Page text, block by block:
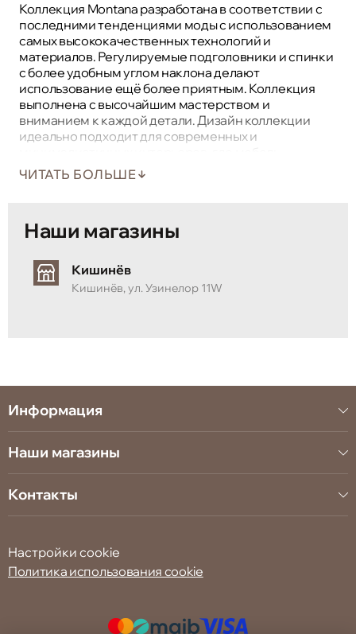
Коллекция Montana разработана в соответствии с
последними тенденциями моды с использованием
самых высококачественных технологий и
материалов. Регулируемые подголовники и спинки
с более удобным углом наклона делают
использование ещё более приятным. Коллекция
выполнена с высочайшим мастерством и
вниманием к каждой детали. Дизайн коллекции
идеально подходит для современных и
независимо от размера, всегда выглядит
оригинально и интригующе.
ЧИТАТЬ БОЛЬШЕ
Наши магазины
Кишинёв
Кишинёв, ул. Узинелор 11W
Информация
Наши магазины
Контакты
Настройки cookie
Политика использования cookie